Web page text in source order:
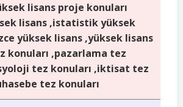
lisans proje konuları
lisans ,istatistik yüksek
yüksek lisans ,yüksek lisans
konuları ,pazarlama tez
tez konuları ,iktisat tez
tez konuları